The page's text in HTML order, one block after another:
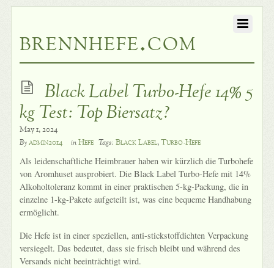
brennhefe.com
Black Label Turbo-Hefe 14% 5
kg Test: Top Biersatz?
May 1, 2024
Byadmin2014 inHefe Tags: Black Label,Turbo-Hefe
Als leidenschaftliche Heimbrauer haben wir kürzlich die Turbohefe
von Aromhuset ausprobiert. Die Black Label Turbo-Hefe mit 14%
Alkoholtoleranz kommt in einer praktischen 5-kg-Packung, die in
einzelne 1-kg-Pakete aufgeteilt ist, was eine bequeme Handhabung
ermöglicht.
Die Hefe ist in einer speziellen, anti-stickstoffdichten Verpackung
versiegelt. Das bedeutet, dass sie frisch bleibt und während des
Versands nicht beeinträchtigt wird.